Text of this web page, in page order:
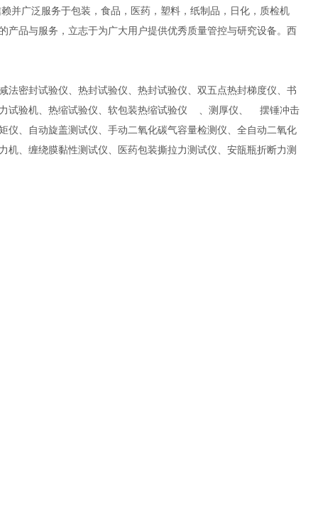
广泛服务于包装，食品，医药，塑料，纸制品，日化，质检机
产品与服务，立志于为广大用户提供优秀质量管控与研究设备。西
密封试验仪、热封试验仪、热封试验仪、双五点热封梯度仪、书
试验机、热缩试验仪、软包装热缩试验仪 、测厚仪、 摆锤冲击
、自动旋盖测试仪、手动二氧化碳气容量检测仪、全自动二氧化
、缠绕膜黏性测试仪、医药包装撕拉力测试仪、安瓿瓶折断力测